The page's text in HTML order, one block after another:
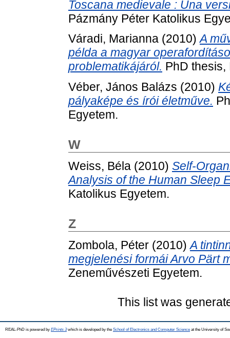
Toscana medievale : Una
Pázmány Péter Katolikus
Váradi, Marianna (2010)A
példa a magyar
problematikájáról. PhD
Véber, János Balázs (2010)
pályaképe és írói életműve.
Egyetem.
W
Weiss, Béla (2010) Self-
Analysis of the Human Sleep
Katolikus Egyetem.
Z
Zombola, Péter (2010)A
megjelenési formái Arvo Pärt
Zeneművészeti Egyetem.
This list was
REAL-PhD is powered by EPrints 3which is developed by the School of Electronics and Computer Science at the University of